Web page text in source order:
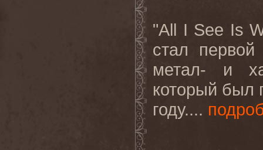
"All I See Is
стал
метал- и
который был
году....